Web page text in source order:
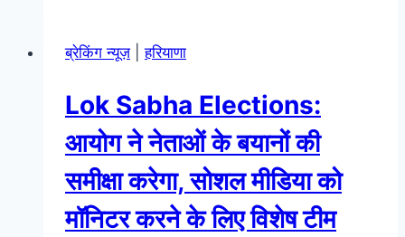
ब्रेकिंग न्यूज़|हरियाणा
Lok Sabha Elections:
आयोग ने नेताओं के बयानों की
समीक्षा करेगा, सोशल मीडिया को
मॉनिटर करने के लिए विशेष टीम